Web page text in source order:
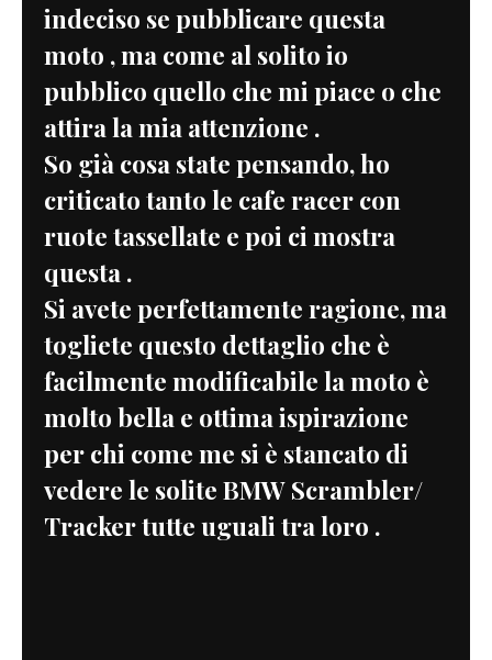
indeciso se pubblicare questa
moto , ma come al solito io
pubblico quello che mi piace o che
attira la mia attenzione .
So già cosa state pensando, ho
criticato tanto le cafe racer con
ruote tassellate e poi ci mostra
questa .
Si avete perfettamente ragione, ma
togliete questo dettaglio che è
facilmente modificabile la moto è
molto bella e ottima ispirazione
per chi come me si è stancato di
vedere le solite BMW Scrambler/
Tracker tutte uguali tra loro .